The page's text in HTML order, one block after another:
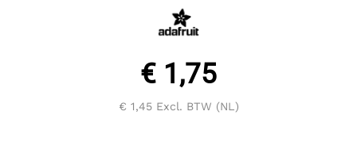
€ 1,75
€ 1,45Excl. BTW (NL)